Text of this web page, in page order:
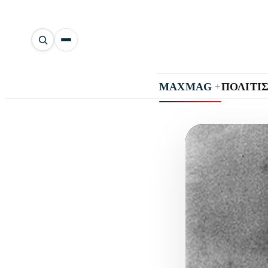
Αναζήτηση
άρθρων
MAXMAG +